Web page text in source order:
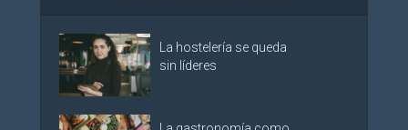
La hostelería se queda
sin líderes